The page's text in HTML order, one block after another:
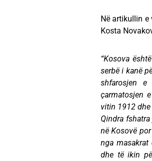
Në artikullin e
Kosta
“Kosova
serbë i kanë
shfarosjen e
çarmatosjen
vitin 1912 dhe
Qindra
në Kosovë
nga masakrat
dhe të ikin